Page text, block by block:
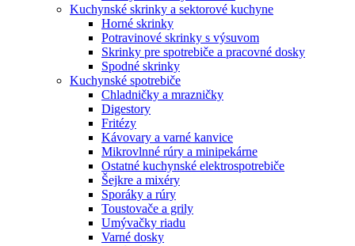
Kuchynské skrinky a sektorové kuchyne
Horné skrinky
Potravinové skrinky s výsuvom
Skrinky pre spotrebiče a pracovné dosky
Spodné skrinky
Kuchynské spotrebiče
Chladničky a mrazničky
Digestory
Fritézy
Kávovary a varné kanvice
Mikrovlnné rúry a minipekárne
Ostatné kuchynské elektrospotrebiče
Šejkre a mixéry
Sporáky a rúry
Toustovače a grily
Umývačky riadu
Varné dosky